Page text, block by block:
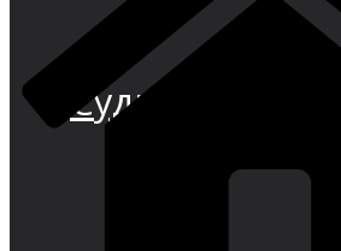
Суди иқтисодии